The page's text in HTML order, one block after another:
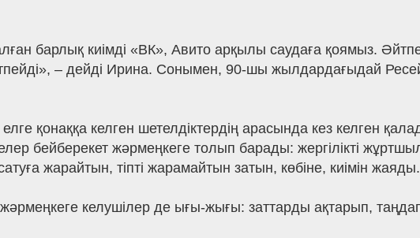
барлық киімді «ВК», Авито арқылы саудаға қоямыз.
– дейді Ирина. Сонымен, 90-шы жылдардағыдай
қонаққа келген шетелдіктердің арасында кез келген
бейберекет жәрмеңкеге толып барады: жергілікті
жарайтын, тіпті жарамайтын затын, көбіне, киімін жаяды.
келушілер де ығы-жығы: заттарды ақтарып,